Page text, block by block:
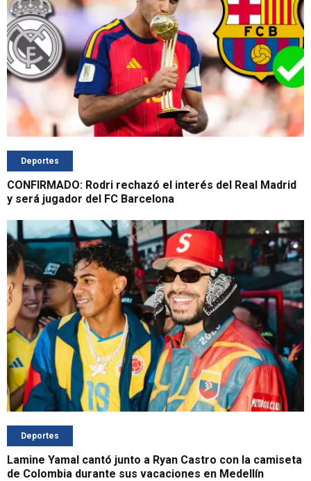
Deportes
CONFIRMADO: Rodri rechazó el interés del Real Madrid
y será jugador del FC Barcelona
Deportes
Lamine Yamal cantó junto a Ryan Castro con la camiseta
de Colombia durante sus vacaciones en Medellín